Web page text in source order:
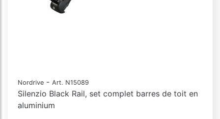
Nordrive - Art. N15089
Silenzio Black Rail, set complet barres de toit en
aluminium